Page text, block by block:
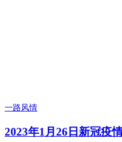
一路风情
2023年1月26日新冠疫